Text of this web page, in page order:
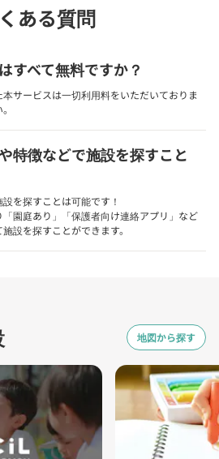
ある質問
すべて無料ですか？
サービスは一切利用料をいただいておりま
特徴などで施設を探すこと
を探すことは可能です！
園庭あり」「保護者向け連絡アプリ」など
設を探すことができます。
地図から探す